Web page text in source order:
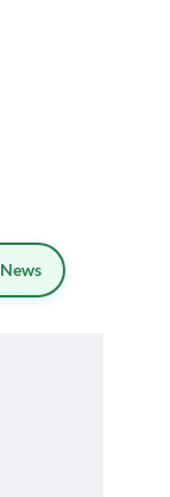
News